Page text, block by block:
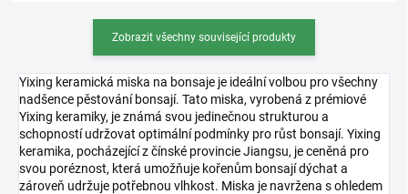
Zobrazit všechny související produkty
Yixing keramická miska na bonsaje je ideální volbou pro všechny
nadšence pěstování bonsají. Tato miska, vyrobená z prémiové
Yixing keramiky, je známá svou jedinečnou strukturou a
schopností udržovat optimální podmínky pro růst bonsají. Yixing
keramika, pocházející z čínské provincie Jiangsu, je ceněná pro
svou poréznost, která umožňuje kořenům bonsají dýchat a
zároveň udržuje potřebnou vlhkost. Miska je navržena s ohledem